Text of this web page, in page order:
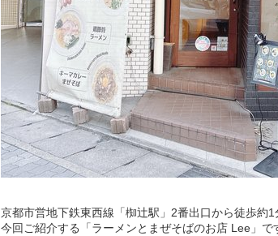
京都市営地下鉄東西線「椥辻駅」2番出口から徒歩約
今回ご紹介する「ラーメンとまぜそばのお店 Lee」で